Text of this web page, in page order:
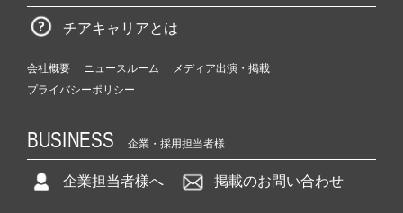
チアキャリアとは
会社概要 ニュースルーム
メディア出演・掲載
プライバシーポリシー
BUSINESS 企業・採用担当者様
企業担当者様へ 掲載のお問い合わせ